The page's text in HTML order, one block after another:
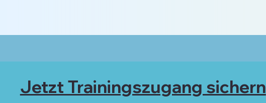
Jetzt Trainingszugang sichern